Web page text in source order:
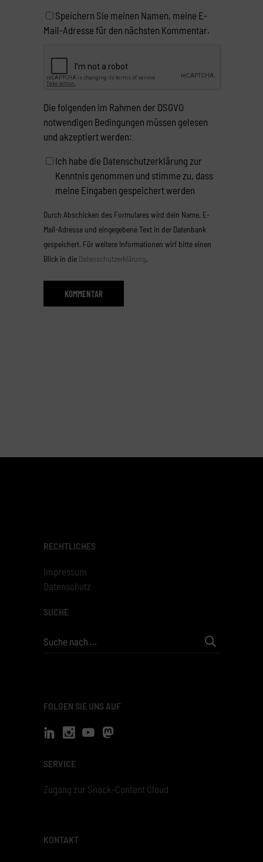
Speichern Sie meinen Namen, meine E-
Mail-Adresse für den nächsten Kommentar.
Die folgenden im Rahmen der DSGVO
notwendigen Bedingungen müssen gelesen
und akzeptiert werden:
Ich habe die Datenschutzerklärung zur
Kenntnis genommen und stimme zu, dass
meine Eingaben gespeichert werden
Durch Abschicken des Formulares wird dein Name, E-
Mail-Adresse und eingegebene Text in der Datenbank
gespeichert. Für weitere Informationen wirf bitte einen
Blick in die Datenschutzerklärung.
RECHTLICHES
Impressum
Datenschutz
SUCHE
Search
FOLGEN SIE UNS AUF
SERVICE
Zugang zur Snack-Content Cloud
KONTAKT